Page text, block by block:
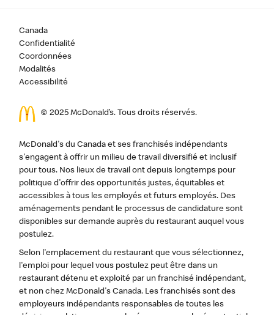
Canada
Confidentialité
Coordonnées
Modalités
Accessibilité
© 2025 McDonald’s. Tous droits réservés.
McDonald's du Canada et ses franchisés indépendants
s'engagent à offrir un milieu de travail diversifié et inclusif
pour tous. Nos lieux de travail ont depuis longtemps pour
politique d'offrir des opportunités justes, équitables et
accessibles à tous les employés et futurs employés. Des
aménagements pendant le processus de candidature sont
disponibles sur demande auprès du restaurant auquel vous
postulez.
Selon l'emplacement du restaurant que vous sélectionnez,
l'emploi pour lequel vous postulez peut être dans un
restaurant détenu et exploité par un franchisé indépendant,
et non chez McDonald's Canada. Les franchisés sont des
employeurs indépendants responsables de toutes les